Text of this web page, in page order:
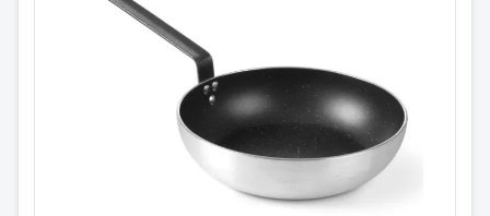
Wokpanne
Ø320 mm.
627747